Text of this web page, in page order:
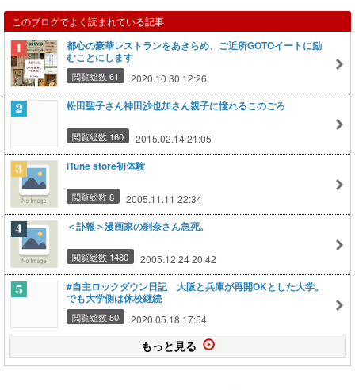
このブログでよく読まれている記事
都心の豪華レストランをあきらめ、ご近所GOTOイートに励
むことにします
閲覧総数 61 2020.10.30 12:26
松田聖子さん神田沙也加さん親子に憧れるこのごろ
閲覧総数 160 2015.02.14 21:05
iTune store初体験
閲覧総数 8 2005.11.11 22:34
＜訃報＞漫画家の刹奈さん急死。
閲覧総数 1480 2005.12.24 20:42
#自主ロックダウン日記 大阪と兵庫が再開OKとした大学。
でも大学側は休校継続
閲覧総数 50 2020.05.18 17:54
もっと見る